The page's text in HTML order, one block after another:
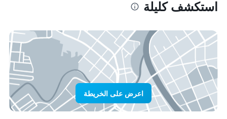
استكشف كليلة
اعرض على الخريطة